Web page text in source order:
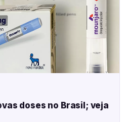
doses no Brasil; veja